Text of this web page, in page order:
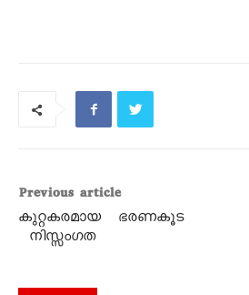
Previous article
കുറ്റകരമായ ഭരണകൂട
നിസ്സംഗത